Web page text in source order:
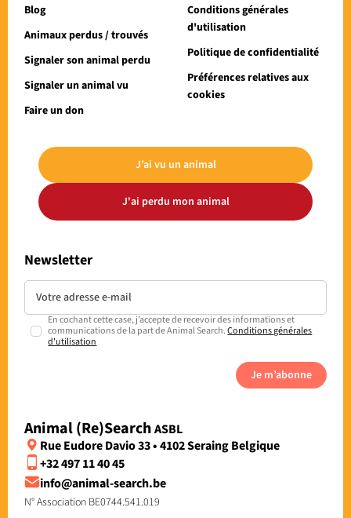
Animal (Re)SearchASBL
Rue Eudore Davio 33 • 4102 Seraing Belgique
+32 497 11 40 45
info@animal-search.be
N° Association BE0744.541.019
Blog
Animaux perdus / trouvés
Signaler son animal perdu
Signaler un animal vu
Faire un don
Conditions générales
d'utilisation
Politique de confidentialité
Préférences relatives aux
cookies
J’ai vu un animal
J'ai perdu mon animal
Newsletter
En cochant cette case, j’accepte de recevoir des informations et
communications de la part de Animal Search.Conditions générales
d'utilisation
Je m’abonne